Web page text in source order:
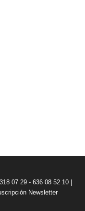
07 29 - 636 08 52 10 |
Newsletter